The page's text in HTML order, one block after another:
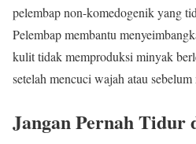
pelembap non-komedogenik yang
Pelembap membantu
kulit tidak memproduksi minyak
setelah mencuci wajah atau
Jangan Pernah Tidur